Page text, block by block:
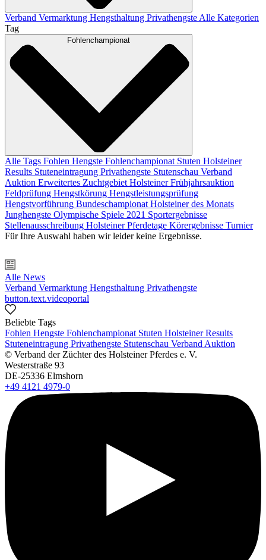
Verband Vermarktung Hengsthaltung PrivathengsteAlle Kategorien
Tag
Fohlenchampionat
Alle Tags Fohlen Hengste Fohlenchampionat Stuten Holsteiner
Results Stuteneintragung Privathengste Stutenschau Verband
Auktion Erweitertes Zuchtgebiet Holsteiner Frühjahrsauktion
Feldprüfung Hengstkörung Hengstleistungsprüfung
Hengstvorführung Bundeschampionat Holsteiner des Monats
Junghengste Olympische Spiele 2021 Sportergebnisse
Stellenausschreibung Holsteiner Pferdetage Körergebnisse Turnier
Für Ihre Auswahl haben wir leider keine Ergebnisse.
Alle News
Verband Vermarktung Hengsthaltung Privathengste
button.text.videoportal
Beliebte Tags
Fohlen Hengste Fohlenchampionat Stuten Holsteiner Results
Stuteneintragung Privathengste Stutenschau Verband Auktion
© Verband der Züchter des Holsteiner Pferdes e. V.
Westerstraße 93
DE-25336 Elmshorn
+49 4121 4979-0